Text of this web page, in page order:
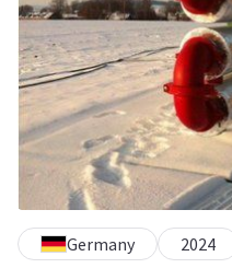
Germany 2024